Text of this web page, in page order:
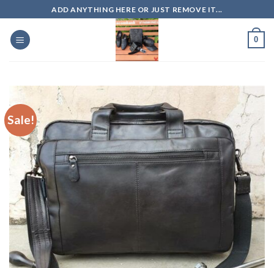
to
content
ADD ANYTHING HERE OR JUST REMOVE IT...
0
Sale!